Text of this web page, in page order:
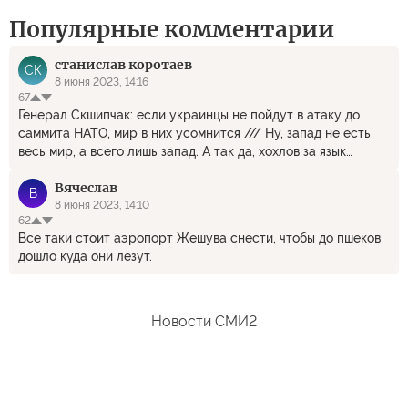
Популярные комментарии
СК станислав коротаев
8 июня 2023, 14:16
67
Генерал Скшипчак: если украинцы не пойдут в атаку до
саммита НАТО, мир в них усомнится /// Ну, запад не есть
весь мир, а всего лишь запад. А так да, хохлов за язык
запада взяли, а наступать и подыхать не хотят. А придется,
за все уже уплачено. А с нашей стороны надо бы все
артиллерию, авиацию подтянуть, да не жалеть бандерлогов.
В Вячеслав
8 июня 2023, 14:10
62
Все таки стоит аэропорт Жешува снести, чтобы до пшеков
дошло куда они лезут.
Новости СМИ2